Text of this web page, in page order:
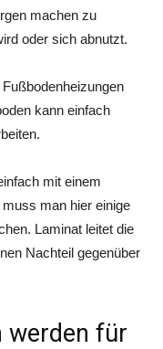
machen zu
oder sich abnutzt.
kann einfach
mit einem
man hier einige
Laminat leitet die
Nachteil gegenüber
werden für